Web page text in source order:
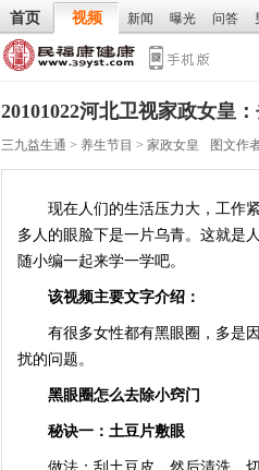
首页 视频 新闻 曝光 问答
20101022河北卫视家政女皇
三九益生通 > 养生节目 > 家政女皇 图文作
现在人们的生活压力大，工作紧
多人的眼脸下是一片乌青。这就是
随小编一起来学一学吧。
该视频主要文字介绍：
有很多女性都有黑眼圈，多是因
扰的问题。
黑眼圈怎么去除小窍门
秘诀一：土豆片敷眼